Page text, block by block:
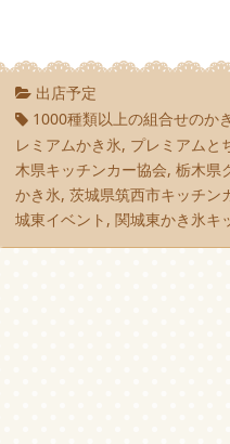
出店予定
1000種類以上の組合せのか
レミアムかき氷, プレミアムと
木県キッチンカー協会, 栃木県
かき氷, 茨城県筑西市キッチン
城東イベント , 関城東かき氷キ